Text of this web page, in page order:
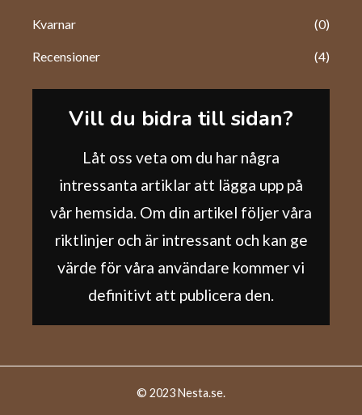
Kvarnar (0)
Recensioner (4)
Vill du bidra till sidan?
Låt oss veta om du har några
intressanta artiklar att lägga upp på
vår hemsida. Om din artikel följer våra
riktlinjer och är intressant och kan ge
värde för våra användare kommer vi
definitivt att publicera den.
© 2023 Nesta.se.